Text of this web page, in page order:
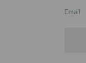
Email